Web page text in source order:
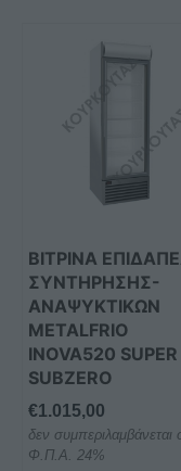
ΒΙΤΡΙΝΑ
ΣΥΝΤΗΡΗΣΗΣ-
ΑΝΑΨΥΚΤΙΚΩΝ
METALFRIO
INOVA520 SUPER
SUBZERO
€1.015,00
δεν συμπεριλαμβάνεται
Φ.Π.Α. 24%